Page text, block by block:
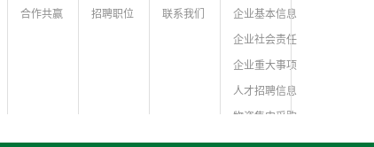
合作共赢 招聘职位 联系我们 企业基本信息
企业社会责任
企业重大事项
人才招聘信息
物资集中采购
证件信息公示